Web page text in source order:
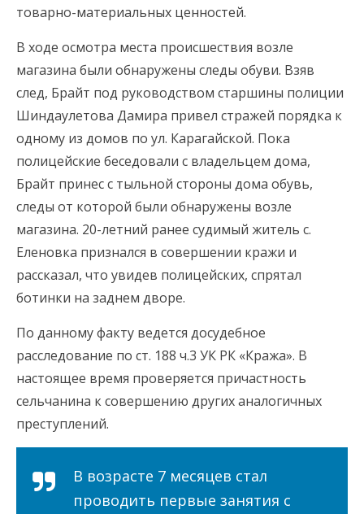
товарно-материальных ценностей.
В ходе осмотра места происшествия возле
магазина были обнаружены следы обуви. Взяв
след, Брайт под руководством старшины полиции
Шиндаулетова Дамира привел стражей порядка к
одному из домов по ул. Карагайской. Пока
полицейские беседовали с владельцем дома,
Брайт принес с тыльной стороны дома обувь,
следы от которой были обнаружены возле
магазина. 20-летний ранее судимый житель с.
Еленовка признался в совершении кражи и
рассказал, что увидев полицейских, спрятал
ботинки на заднем дворе.
По данному факту ведется досудебное
расследование по ст. 188 ч.3 УК РК «Кража». В
настоящее время проверяется причастность
сельчанина к совершению других аналогичных
преступлений.
В возрасте 7 месяцев стал
проводить первые занятия с